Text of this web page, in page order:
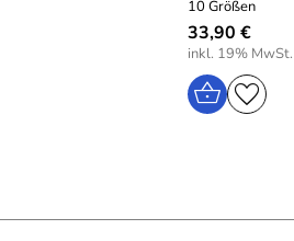
10 Größen
33,90 €
inkl. 19% MwSt.